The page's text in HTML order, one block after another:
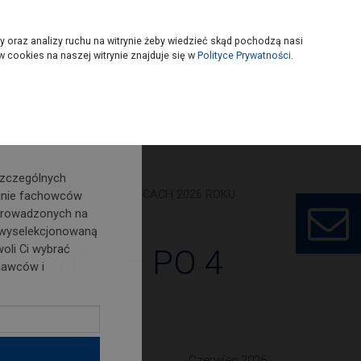
– PO 4 MIESIĄCACH 2026 ROKU
– PO 4
i
fachowców
na
Ci wybrać
i
analizy ruchu na witrynie żeby wiedzieć skąd pochodzą nasi
cookies na naszej witrynie znajduje się w Polityce Prywatności.